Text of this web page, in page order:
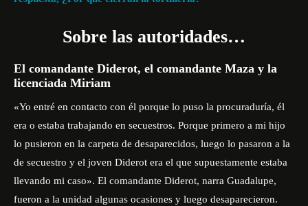
Sobre las autoridades…
El comandante Diderot, el comandante Maza y la
licenciada Miriam
«Yo entré en contacto con él porque lo puso la procuraduría, él
era o estaba trabajando en secuestros. Porque primero a mi hijo
lo pusieron en la carpeta de desaparecidos, luego lo pasaron a la
de secuestro y el joven Diderot era el que supuestamente estaba
llevando mi caso». El comandante Diderot, narra Guadalupe,
fueron a la unidad algunas ocasiones y luego desaparecieron.